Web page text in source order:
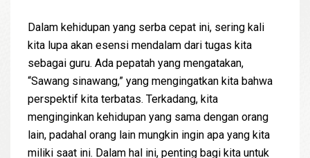
Dalam kehidupan yang serba cepat ini, sering kali
kita lupa akan esensi mendalam dari tugas kita
sebagai guru. Ada pepatah yang mengatakan,
“Sawang sinawang,” yang mengingatkan kita bahwa
perspektif kita terbatas. Terkadang, kita
menginginkan kehidupan yang sama dengan orang
lain, padahal orang lain mungkin ingin apa yang kita
miliki saat ini. Dalam hal ini, penting bagi kita untuk